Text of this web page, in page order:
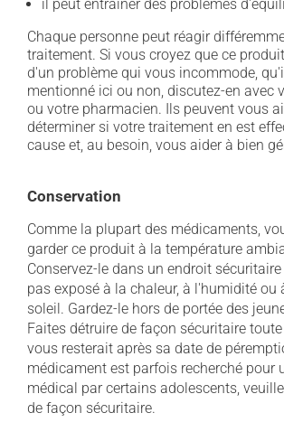
il peut entraîner des problèmes
Chaque personne peut réagir
traitement. Si vous croyez que ce
d'un problème qui vous incommode,
mentionné ici ou non, discutez-en avec
ou votre pharmacien. Ils peuvent vous
déterminer si votre traitement en est
cause et, au besoin, vous aider à bien
Conservation
Comme la plupart des médicaments,
garder ce produit à la température
Conservez-le dans un endroit
pas exposé à la chaleur, à l'humidité ou
soleil. Gardez-le hors de portée des
Faites détruire de façon sécuritaire
vous resterait après sa date de
médicament est parfois recherché pour
médical par certains adolescents,
de façon sécuritaire.